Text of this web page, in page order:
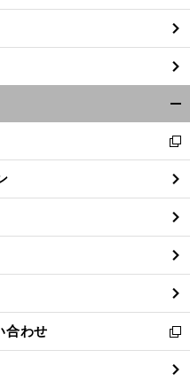
閉
る
新
し
い
ウ
ィ
ン
ド
ウ
で
開
く
合わせ
新
し
い